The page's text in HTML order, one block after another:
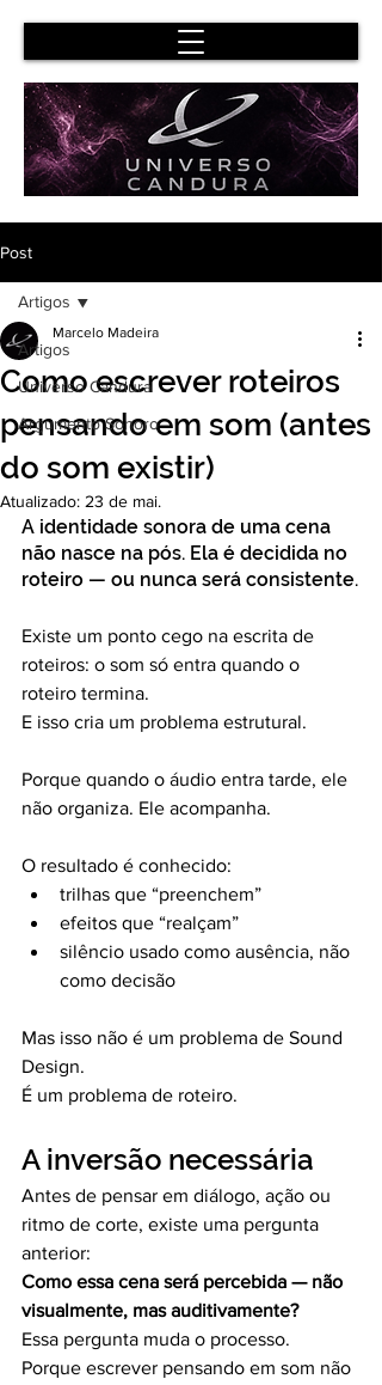
Post
Artigos
Universo Candura
Argumento Sonoro
Artigos
Como escrever roteiros
pensando em som (antes
do som existir)
Marcelo Madeira
Atualizado: 23 de mai.
A identidade sonora de uma cena
não nasce na pós. Ela é decidida no
roteiro — ou nunca será consistente.
Existe um ponto cego na escrita de
roteiros: o som só entra quando o
roteiro termina.
E isso cria um problema estrutural.
Porque quando o áudio entra tarde, ele
não organiza. Ele acompanha.
O resultado é conhecido:
trilhas que “preenchem”
efeitos que “realçam”
silêncio usado como ausência, não
como decisão
Mas isso não é um problema de Sound
Design.
É um problema de roteiro.
A inversão necessária
Antes de pensar em diálogo, ação ou
ritmo de corte, existe uma pergunta
anterior:
Como essa cena será percebida — não
visualmente, mas auditivamente?
Essa pergunta muda o processo.
Porque escrever pensando em som não